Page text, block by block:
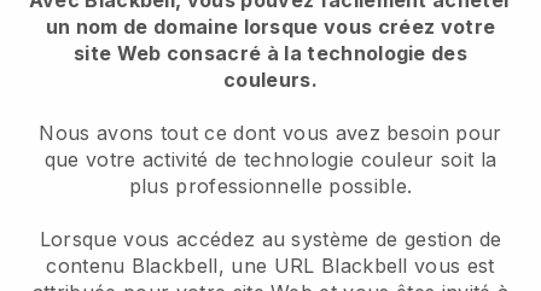
un nom de domaine lorsque vous créez votre
site Web consacré à la technologie des
couleurs.
Nous avons tout ce dont vous avez besoin pour
que votre activité de technologie couleur soit la
plus professionnelle possible.
Lorsque vous accédez au système de gestion de
contenu Blackbell, une URL Blackbell vous est